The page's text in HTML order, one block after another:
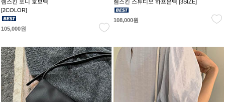
램스킨 포니 호보백
[2COLOR]
105,000원
램스킨 스튜디오 하프문백 [3SIZE]
108,000원